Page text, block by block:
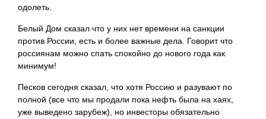
одолеть.
Белый Дом сказал что у них нет времени на санкции
против России, есть и более важные дела. Говорит что
россиянам можно спать спокойно до нового года как
минимум!
Песков сегодня сказал, что хотя Россию и разувают по
полной (все что мы продали пока нефть была на хаях,
уже выведено зарубеж), но инвесторы обязательно